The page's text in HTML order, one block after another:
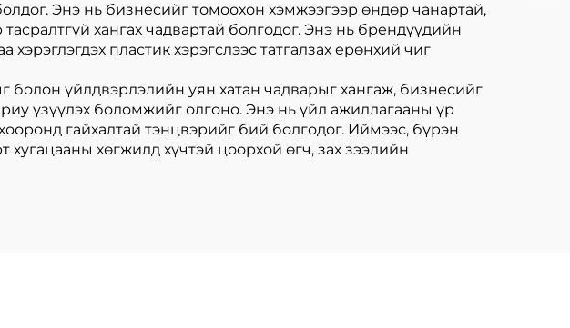
Энэ нь бизнесийг томоохон хэмжээгээр өндөр чанартай,
хангах чадвартай болгодог. Энэ нь брендүүдийн
пластик хэрэгслээс татгалзах ерөнхий чиг
үйлдвэрлэлийн уян хатан чадварыг хангаж, бизнесийг
үзүүлэх боломжийг олгоно. Энэ нь үйл ажиллагааны үр
гайхалтай тэнцвэрийг бий болгодог. Иймээс, бүрэн
хөгжилд хүчтэй цоорхой өгч, зах зээлийн